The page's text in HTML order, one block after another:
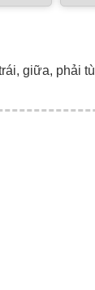
giữa, phải